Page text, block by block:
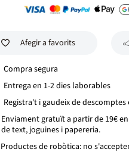
Afegir a favorits
Compra segura
Entrega en 1-2 dies laborables
Registra't i gaudeix de descomptes
Enviament gratuït a partir de 19€
de text, joguines i papereria.
Productes de robòtica: no